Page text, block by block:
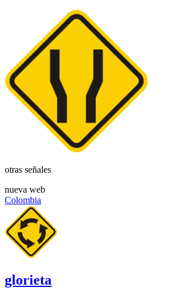
otras señales
nueva web
Colombia
glorieta